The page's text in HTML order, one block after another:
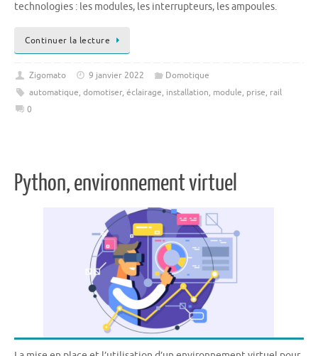
technologies : les modules, les interrupteurs, les ampoules.
Continuer la lecture
Zigomato 9 janvier 2022
Domotique
automatique, domotiser, éclairage, installation, module, prise, rail
0
Python, environnement virtuel